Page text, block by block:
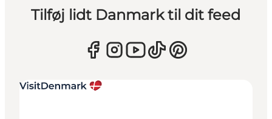
Tilføj lidt Danmark til dit feed